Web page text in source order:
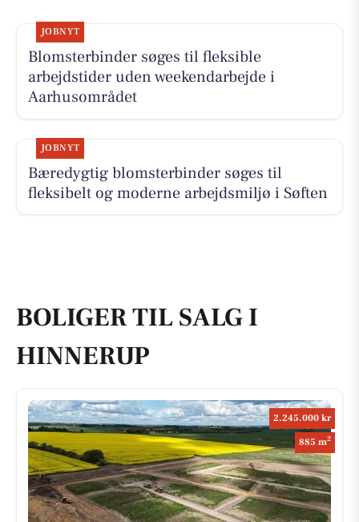
JOBNYT
Blomsterbinder søges til fleksible
arbejdstider uden weekendarbejde i
Aarhusområdet
JOBNYT
Bæredygtig blomsterbinder søges til
fleksibelt og moderne arbejdsmiljø i Søften
BOLIGER TIL SALG I
HINNERUP
2.245.000 kr
885 m2